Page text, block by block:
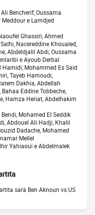
Bencherif, Oussama
e Lamdjed
Ghassiri, Ahmed
Nacereddine Khoualed,
Abdeldjalil Abdi, Oussama
e Ayoub Derbal
Mohammed Es Said
Tayeb Hamoudi,
Dakhia, Abdellah
Eddine Tobbeche,
Hamza Heriat, Abdelhakim
Mohamed El Seddik
Abdouel Ali Hadji, Khalil
Dadache, Mohamed
Mellel
Yahiaoui e Abdelmalek
sarà Ben Aknoun vs US